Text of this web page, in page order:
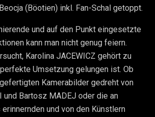
(Böotien) inkl. Fan-Schal getoppt.
und auf den Punkt eingesetzte
kann man nicht genug feiern.
Karolina JACEWICZ gehört zu
Umsetzung gelungen ist. Ob
Kamerabilder gedreht von
und Bartosz MADEJ oder die an
und von den Künstlern